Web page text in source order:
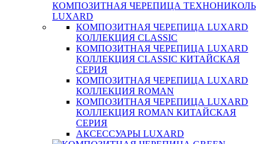
КОМПОЗИТНАЯ ЧЕРЕПИЦА ТЕХНОНИКОЛЬ
LUXARD
КОМПОЗИТНАЯ ЧЕРЕПИЦА LUXARD
КОЛЛЕКЦИЯ CLASSIC
КОМПОЗИТНАЯ ЧЕРЕПИЦА LUXARD
КОЛЛЕКЦИЯ CLASSIC КИТАЙСКАЯ
СЕРИЯ
КОМПОЗИТНАЯ ЧЕРЕПИЦА LUXARD
КОЛЛЕКЦИЯ ROMAN
КОМПОЗИТНАЯ ЧЕРЕПИЦА LUXARD
КОЛЛЕКЦИЯ ROMAN КИТАЙСКАЯ
СЕРИЯ
АКСЕССУАРЫ LUXARD